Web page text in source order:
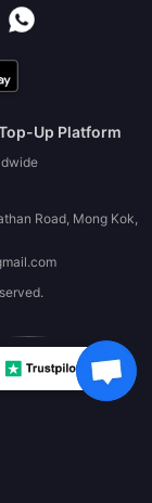
Up Platform
Road, Mong Kok,